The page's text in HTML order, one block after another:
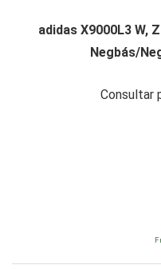
adidas X9000L3 W,
Negbás/
Consultar